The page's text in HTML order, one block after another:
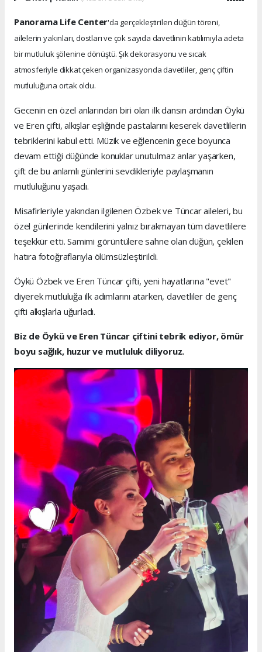
Panorama Life Center'da gerçekleştirilen düğün töreni,
ailelerin yakınları, dostları ve çok sayıda davetlinin katılımıyla adeta
bir mutluluk şölenine dönüştü. Şık dekorasyonu ve sıcak
atmosferiyle dikkat çeken organizasyonda davetliler, genç çiftin
mutluluğuna ortak oldu.
Gecenin en özel anlarından biri olan ilk dansın ardından Öykü
ve Eren çifti, alkışlar eşliğinde pastalarını keserek davetlilerin
tebriklerini kabul etti. Müzik ve eğlencenin gece boyunca
devam ettiği düğünde konuklar unutulmaz anlar yaşarken,
çift de bu anlamlı günlerini sevdikleriyle paylaşmanın
mutluluğunu yaşadı.
Misafirleriyle yakından ilgilenen Özbek ve Tüncar aileleri, bu
özel günlerinde kendilerini yalnız bırakmayan tüm davetlilere
teşekkür etti. Samimi görüntülere sahne olan düğün, çekilen
hatıra fotoğraflarıyla ölümsüzleştirildi.
Öykü Özbek ve Eren Tüncar çifti, yeni hayatlarına "evet"
diyerek mutluluğa ilk adımlarını atarken, davetliler de genç
çifti alkışlarla uğurladı.
Biz de Öykü ve Eren Tüncar çiftini tebrik ediyor, ömür
boyu sağlık, huzur ve mutluluk diliyoruz.